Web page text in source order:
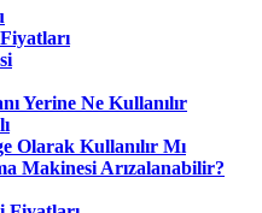
Yerine Ne Kullanılır
Olarak Kullanılır Mı
Makinesi Arızalanabilir?